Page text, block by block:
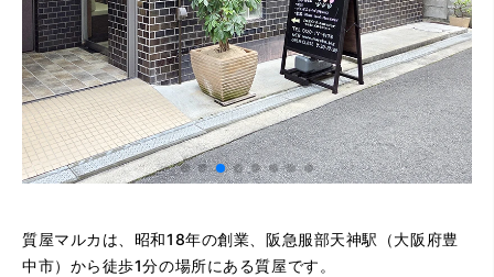
質屋マルカは、昭和18年の創業、阪急服部天神駅（大阪府豊
中市）から徒歩1分の場所にある質屋です。